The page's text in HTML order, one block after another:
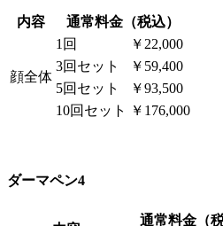
内容 通常料金（税込）
顔全体
1回
￥22,000
3回セット
￥59,400
5回セット
￥93,500
10回セット
￥176,000
ダーマペン4
通常料金（